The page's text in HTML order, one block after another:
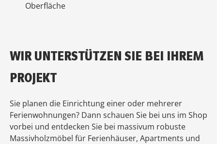
Oberfläche
WIR UNTERSTÜTZEN SIE BEI IHREM
PROJEKT
Sie planen die Einrichtung einer oder mehrerer
Ferienwohnungen? Dann schauen Sie bei uns im Shop
vorbei und entdecken Sie bei massivum robuste
Massivholzmöbel für Ferienhäuser, Apartments und